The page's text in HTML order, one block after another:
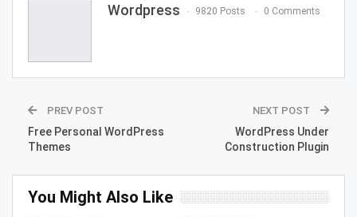
Wordpress 9820 Posts 0 Comments
PREV POST
Free Personal WordPress
Themes
NEXT POST
WordPress Under
Construction Plugin
You Might Also Like